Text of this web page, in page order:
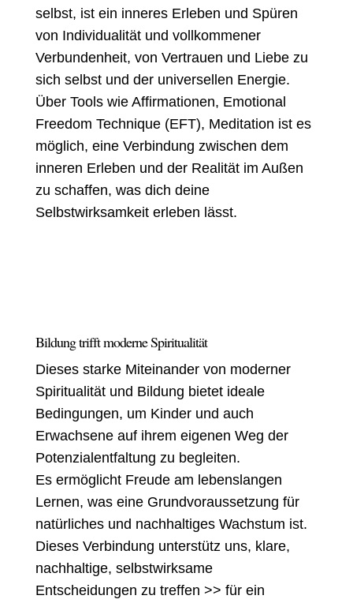
selbst, ist ein inneres Erleben und Spüren
von Individualität und vollkommener
Verbundenheit, von Vertrauen und Liebe zu
sich selbst und der universellen Energie.
Über Tools wie Affirmationen, Emotional
Freedom Technique (EFT), Meditation ist es
möglich, eine Verbindung zwischen dem
inneren Erleben und der Realität im Außen
zu schaffen, was dich deine
Selbstwirksamkeit erleben lässt.
Bildung trifft moderne Spiritualität
Dieses starke Miteinander von moderner
Spiritualität und Bildung bietet ideale
Bedingungen, um Kinder und auch
Erwachsene auf ihrem eigenen Weg der
Potenzialentfaltung zu begleiten.
Es ermöglicht Freude am lebenslangen
Lernen, was eine Grundvoraussetzung für
natürliches und nachhaltiges Wachstum ist.
Dieses Verbindung unterstütz uns, klare,
nachhaltige, selbstwirksame
Entscheidungen zu treffen >> für ein